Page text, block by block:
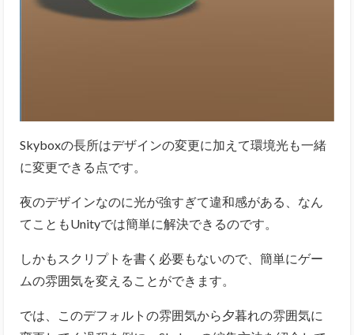
Skyboxの長所はデザインの変更に加えて環境光も一緒
に変更できる点です。
夜のデザインなのに光が強すぎて違和感がある、なん
てこともUnityでは簡単に解決できるのです。
しかもスクリプトを書く必要もないので、簡単にゲー
ムの雰囲気を変えることができます。
では、このデフォルトの雰囲気から夕暮れの雰囲気に